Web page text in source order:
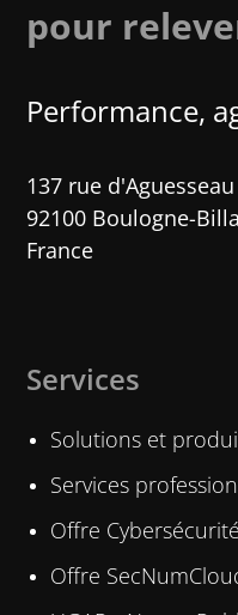
pour
Performance,
137 rue d'Aguesseau
92100 Boulogne-
France
Services
Solutions et
Services
Offre Cybersécurité
Offre